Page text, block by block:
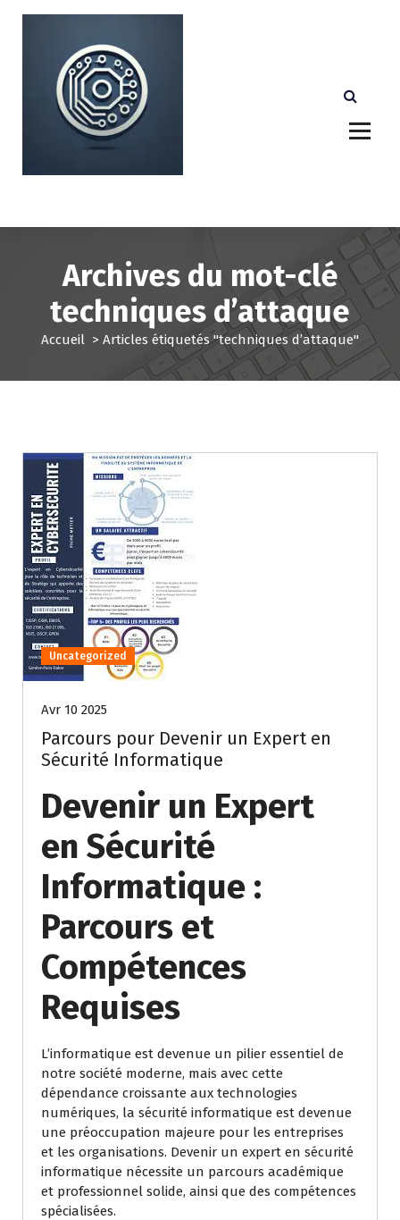
e
Archives du mot-clé
techniques d’attaque
Accueil > Articles étiquetés "techniques d’attaque"
Uncategorized
Avr 10 2025
Parcours pour Devenir un Expert en
Sécurité Informatique
Devenir un Expert
en Sécurité
Informatique :
Parcours et
Compétences
Requises
L’informatique est devenue un pilier essentiel de
notre société moderne, mais avec cette
dépendance croissante aux technologies
numériques, la sécurité informatique est devenue
une préoccupation majeure pour les entreprises
et les organisations. Devenir un expert en sécurité
informatique nécessite un parcours académique
et professionnel solide, ainsi que des compétences
spécialisées.